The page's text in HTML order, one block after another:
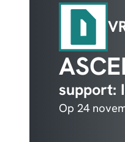
support:
Op 24